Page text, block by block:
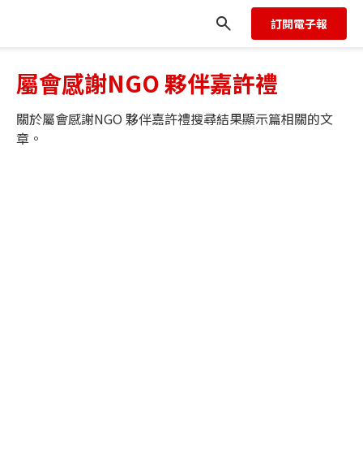
訂閱電子報
屬會感謝NGO 夥伴嘉許禮
關於屬會感謝NGO 夥伴嘉許禮搜尋結果顯示篇相關的文
章。